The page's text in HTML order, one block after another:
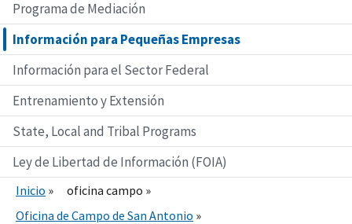
Programa de Mediación
Información para Pequeñas Empresas
Información para el Sector Federal
Entrenamiento y Extensión
State, Local and Tribal Programs
Ley de Libertad de Información (FOIA)
Inicio
oficina campo
Oficina de Campo de San Antonio